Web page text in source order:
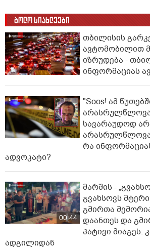
ბოლო სიახლეები
თბილისის
ავტომობილით
იზრუდება -
ინფორმაციას
"Soos! ამ
სავარაუდოდ
რა
ადვოკატი?
00:44
მარშის -
გვახსოვს
გმირთა
დაანთეს და
პატივი მიაგეს:
ადგილიდან